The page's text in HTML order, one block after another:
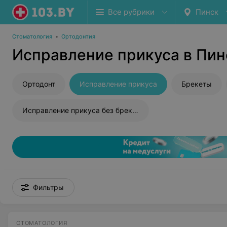
Все рубрики Пинск
Стоматология • Ортодонтия
Исправление прикуса в
Ортодонт Исправление прикуса Брекеты
Исправление прикуса без брекетов
Фильтры
СТОМАТОЛОГИЯ